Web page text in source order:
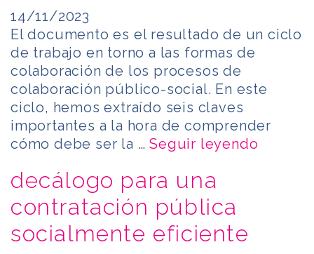
14/11/2023
El documento es el resultado de un ciclo
de trabajo en torno a las formas de
colaboración de los procesos de
colaboración público-social. En este
ciclo, hemos extraído seis claves
importantes a la hora de comprender
cómo debe ser la …Seguir leyendo
decálogo para una
contratación pública
socialmente eficiente